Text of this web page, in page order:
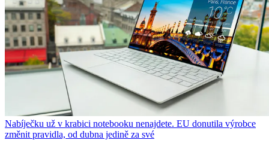
Nabíječku už v krabici notebooku nenajdete. EU donutila výrobce
změnit pravidla, od dubna jedině za své